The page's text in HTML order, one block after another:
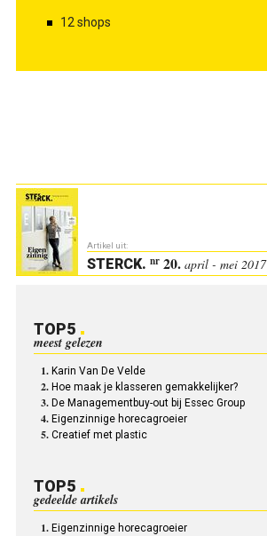
12 shops
Artikel uit:
STERCK. nr20. april - mei 2017
TOP5
meest gelezen
Karin Van De Velde
Hoe maak je klasseren gemakkelijker?
De Managementbuy-out bij Essec Group
Eigenzinnige horecagroeier
Creatief met plastic
TOP5
gedeelde artikels
Eigenzinnige horecagroeier